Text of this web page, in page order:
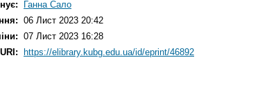
Ганна Сало
06 Лист 2023 20:42
07 Лист 2023 16:28
URI:
https://elibrary.kubg.edu.ua/id/eprint/46892